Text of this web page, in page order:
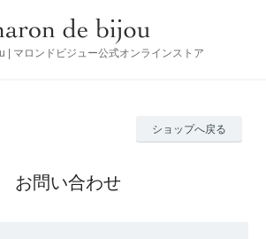
| マロンドビジュー公式オンラインストア
ショップへ戻る
お問い合わせ